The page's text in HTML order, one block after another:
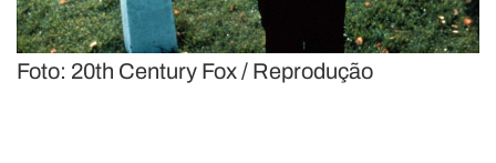
Foto: 20th Century Fox / Reprodução